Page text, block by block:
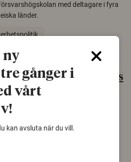
med deltagare i fyra
länder.
skinn var Sveriges
sko
arkeologer länge trodde var en
och beskrivs som mycket ovanligt i
ny
gånger i
vårt
kan avsluta när du vill.